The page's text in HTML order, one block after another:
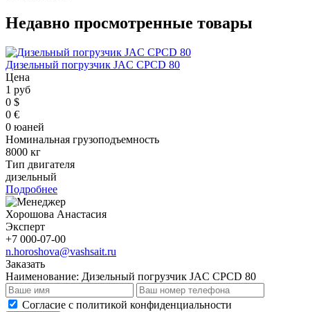
Недавно просмотренные товары
Дизельный погрузчик JAC CPCD 80
Цена
1 руб
0 $
0 €
0 юаней
Номинальная грузоподъемность
8000 кг
Тип двигателя
дизельный
Подробнее
Хорошова Анастасия
Эксперт
+7 000-07-00
n.horoshova@vashsait.ru
Заказать
Наименование: Дизельный погрузчик JAC CPCD 80
Cогласие с политикой конфиденциальности